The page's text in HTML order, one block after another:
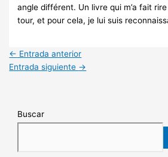
angle différent. Un livre qui m’a fait
tour, et pour cela, je lui suis
← Entrada anterior
Entrada siguiente →
Buscar